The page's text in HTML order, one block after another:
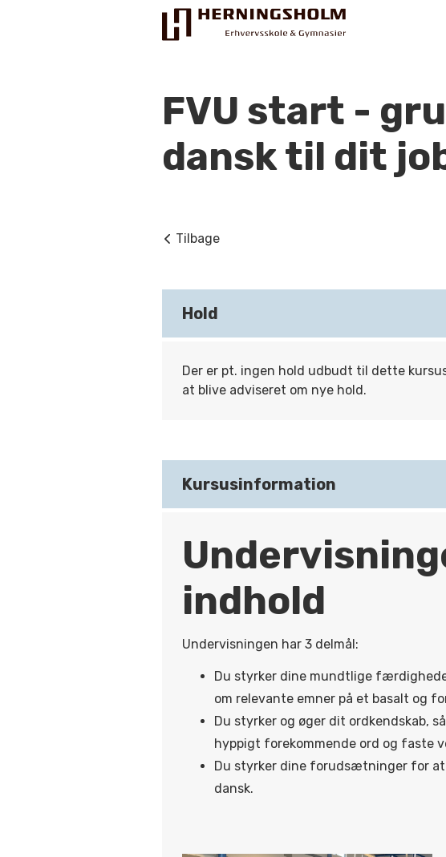
FVU start -
dansk til dit
Tilbage
Hold
Der er pt. ingen hold udbudt til dette
at blive adviseret om nye hold.
Kursusinformation
indhold
Undervisningen har 3 delmål:
Du styrker dine mundtlige
om relevante emner på et basalt og
Du styrker og øger dit ordkendskab,
hyppigt forekommende ord og faste
Du styrker dine forudsætninger for
dansk.